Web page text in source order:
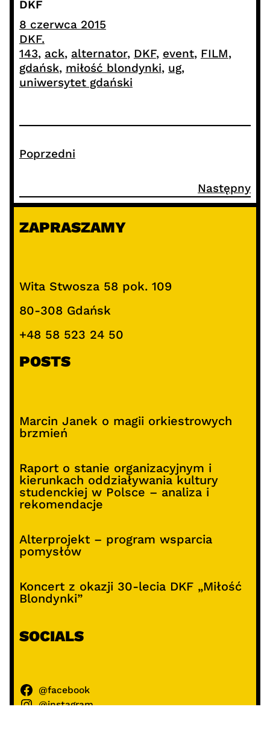
DKF
8 czerwca 2015
DKF.
143, ack, alternator, DKF, event, FILM ,
gdańsk, miłość blondynki, ug ,
uniwersytet gdański
Poprzedni
Następny
ZAPRASZAMY
Wita Stwosza 58 pok. 109
80-308 Gdańsk
+48 58 523 24 50
POSTS
Marcin Janek o magii orkiestrowych
brzmień
Raport o stanie organizacyjnym i
kierunkach oddziaływania kultury
studenckiej w Polsce – analiza i
rekomendacje
Alterprojekt – program wsparcia
pomysłów
Koncert z okazji 30-lecia DKF „Miłość
Blondynki”
SOCIALS
@facebook
@instagram